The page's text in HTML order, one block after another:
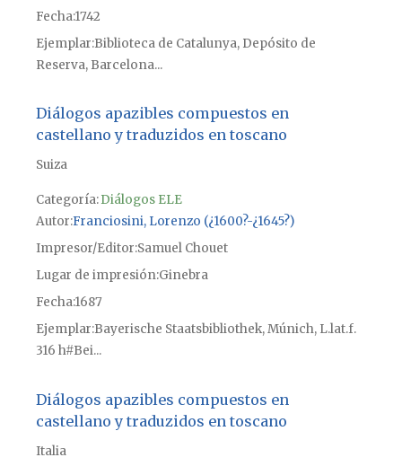
Fecha1742
Ejemplar Biblioteca de Catalunya, Depósito de
Reserva, Barcelona...
Diálogos apazibles compuestos en
castellano y traduzidos en toscano
Suiza
Categoría:Diálogos ELE
Autor Franciosini, Lorenzo (¿1600?-¿1645?)
Impresor/Editor Samuel Chouet
Lugar de impresiónGinebra
Fecha1687
Ejemplar Bayerische Staatsbibliothek, Múnich, L.lat.f.
316 h#Bei...
Diálogos apazibles compuestos en
castellano y traduzidos en toscano
Italia